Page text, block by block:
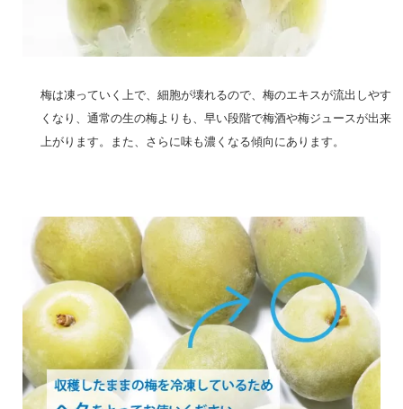
梅は凍っていく上で、細胞が壊れるので、梅のエキスが流出しやす
くなり、通常の生の梅よりも、早い段階で梅酒や梅ジュースが出来
上がります。また、さらに味も濃くなる傾向にあります。